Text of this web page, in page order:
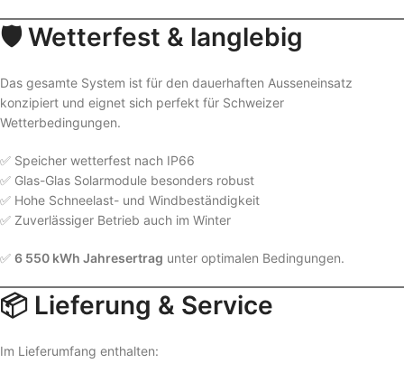
🛡️ Wetterfest & langlebig
Das gesamte System ist für den dauerhaften Ausseneinsatz
konzipiert und eignet sich perfekt für Schweizer
Wetterbedingungen.
✅ Speicher wetterfest nach IP66
✅ Glas-Glas Solarmodule besonders robust
✅ Hohe Schneelast- und Windbeständigkeit
✅ Zuverlässiger Betrieb auch im Winter
✅ 6 550 kWh Jahresertrag unter optimalen Bedingungen.
📦 Lieferung & Service
Im Lieferumfang enthalten: